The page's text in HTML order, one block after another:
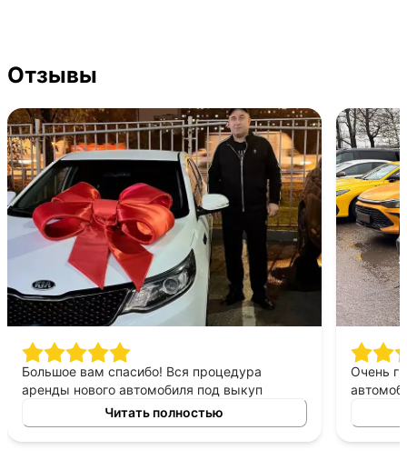
Отзывы
Большое вам спасибо! Вся процедура
аренды нового автомобиля под выкуп
заняла очень мало времени. Менеджер
помог с документами на всех стадиях
оформления. Стоимость аренды автомобиля
Читать полностью
Очень